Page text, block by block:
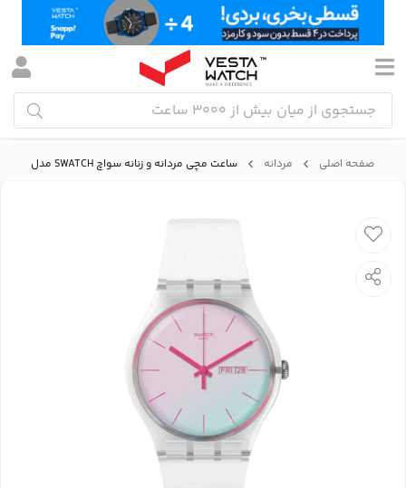
صفحه اصلی مردانه ساعت مچی مردانه و زنانه سواچ SWATCH مدل So29K704-S14